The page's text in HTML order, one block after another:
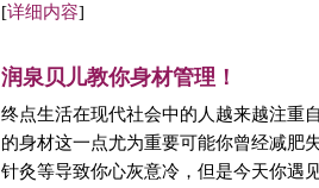
[详细内容]
润泉贝儿教你身材管理！
终点生活在现代社会中的人越来越注重
的身材这一点尤为重要可能你曾经减肥
针灸等导致你心灰意冷，但是今天你遇